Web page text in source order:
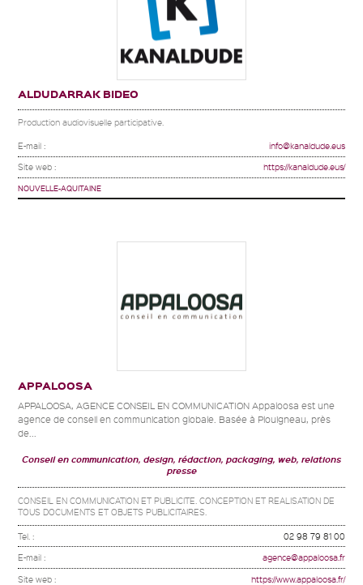
ALDUDARRAK BIDEO
Production audiovisuelle participative.
E-mail : info@kanaldude.eus
Site web : https://kanaldude.eus/
NOUVELLE-AQUITAINE
APPALOOSA
APPALOOSA, AGENCE CONSEIL EN COMMUNICATION Appaloosa est une
agence de conseil en communication globale. Basée à Plouigneau, près
de...
Conseil en communication, design, rédaction, packaging, web, relations
presse
CONSEIL EN COMMUNICATION ET PUBLICITE. CONCEPTION ET REALISATION DE
TOUS DOCUMENTS ET OBJETS PUBLICITAIRES.
Tel. : 02 98 79 81 00
E-mail : agence@appaloosa.fr
Site web : https://www.appaloosa.fr/